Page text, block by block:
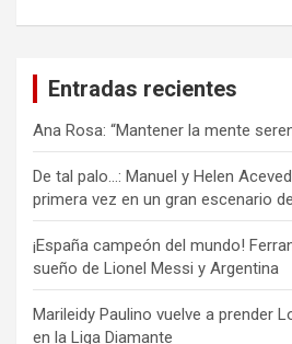
Entradas recientes
Ana Rosa: “Mantener la mente
De tal palo…: Manuel y Helen
primera vez en un gran escenario
¡España campeón del mundo!
sueño de Lionel Messi y Argentina
Marileidy Paulino vuelve a prender
en la Liga Diamante